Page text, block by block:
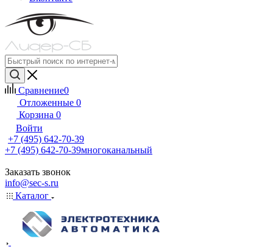
Сравнение0
Отложенные 0
Корзина 0
Войти
+7 (495) 642-70-39
+7 (495) 642-70-39многоканальный
Заказать звонок
info@sec-s.ru
Каталог